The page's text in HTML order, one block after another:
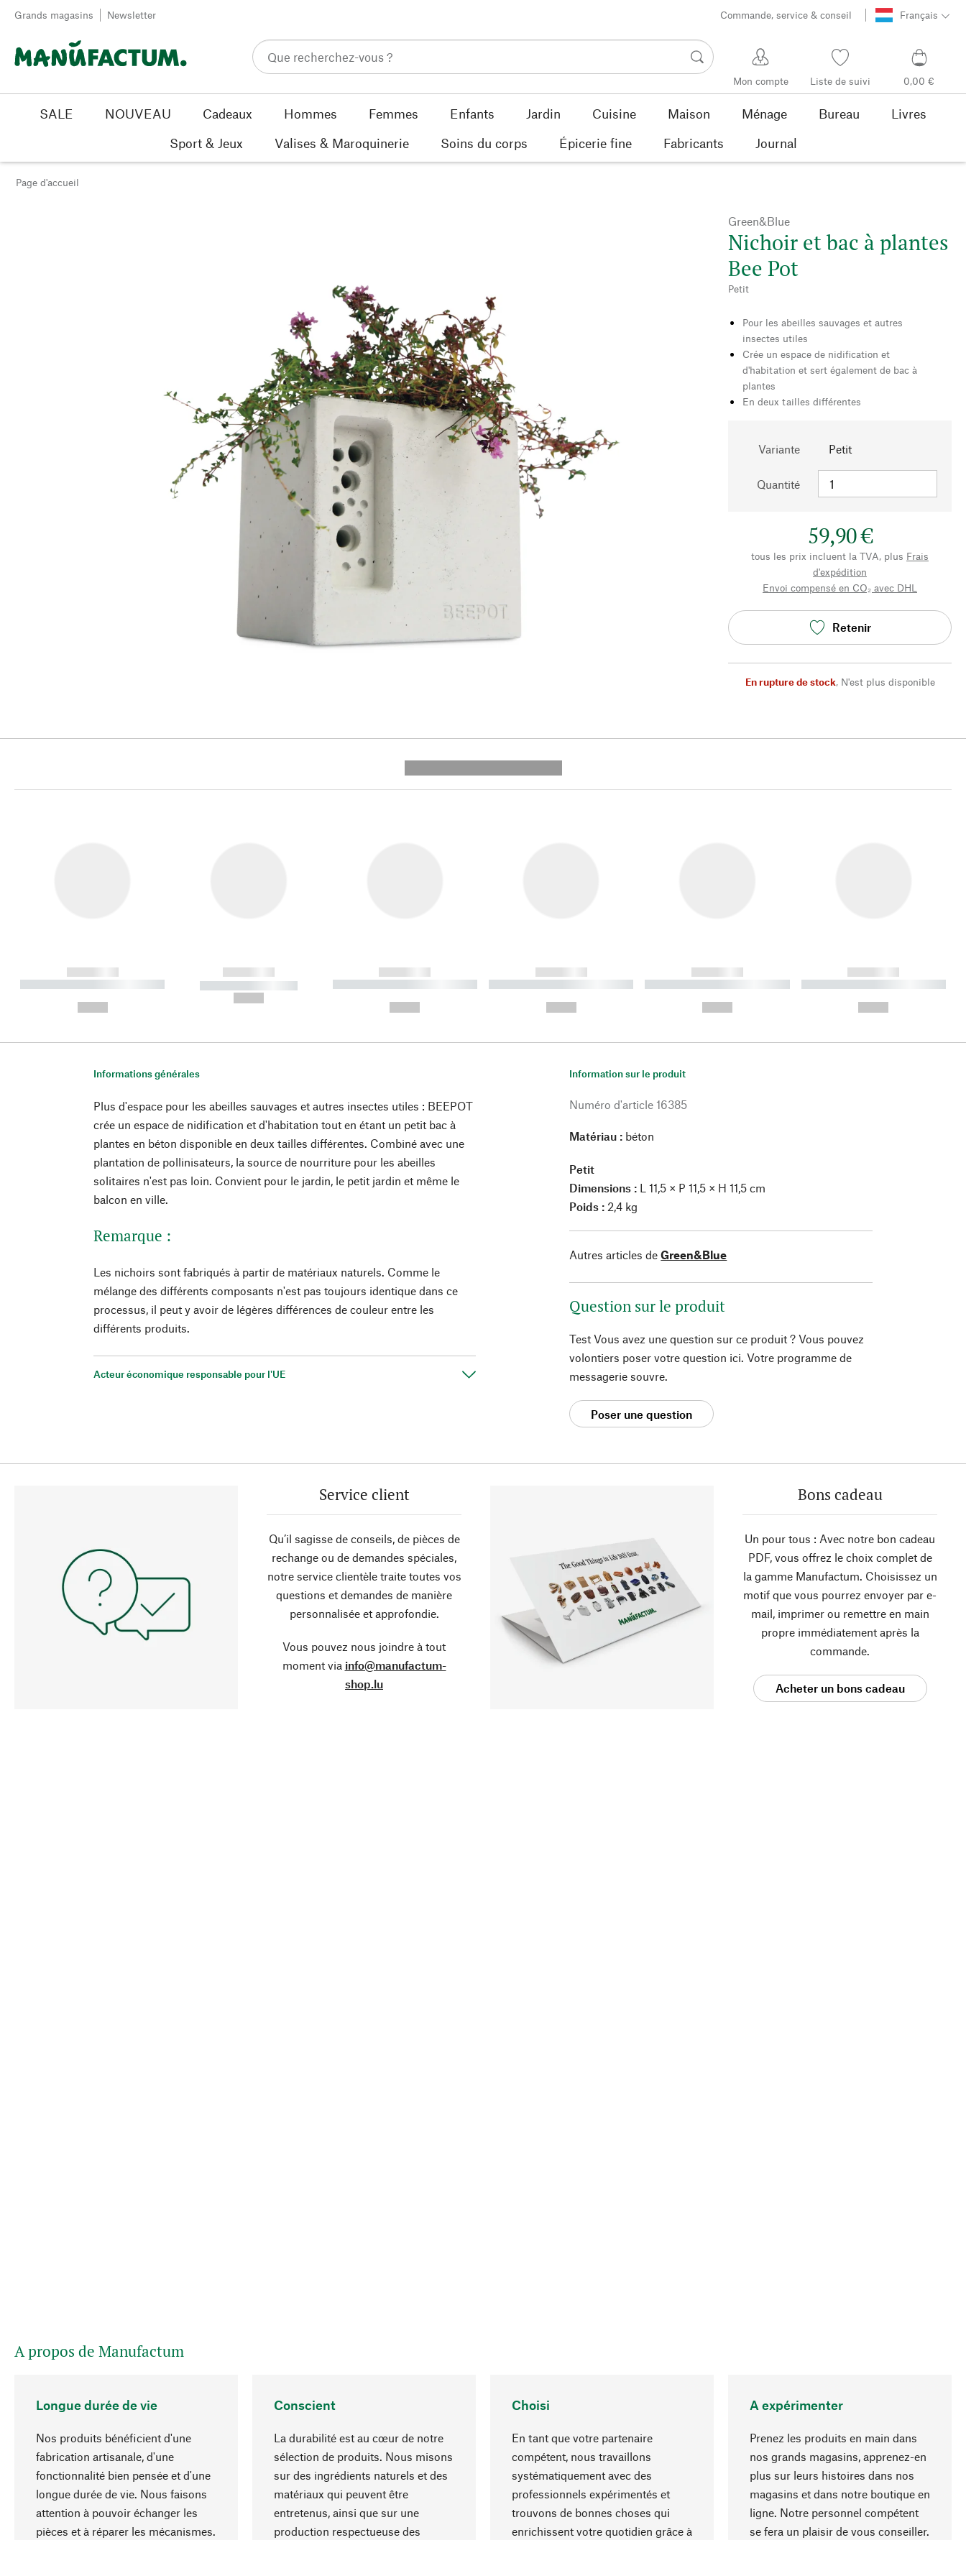
Passer au contenu
Grands magasins Newsletter Commande, service & conseil Français
Mon compte Liste de suivi 0,00 €
SALE NOUVEAU Cadeaux Hommes Femmes Enfants Jardin Cuisine Maison Ménage Bureau
Livres
Sport & Jeux
Valises & Maroquinerie Soins du corps Épicerie fine Fabricants Journal
Page d'accueil
Green&Blue
Nichoir et bac à plantes
Bee Pot
Petit
Pour les abeilles sauvages et autres
insectes utiles
Crée un espace de nidification et
d'habitation et sert également de bac à
plantes
En deux tailles différentes
Variante Petit
Quantité
59,90 €
tous les prix incluent la TVA, plus Frais
d'expédition
Envoi compensé en CO₂ avec DHL
Retenir
En rupture de stock, N'est plus disponible
------------
----------- ----------- ----------
------------
----------- -----------
------------
----------- ----------- ----------
------------
----------- ----------- ----------
------------
----------- ----------- ----------
------------
----------- ----------- ----------
Informations générales
Plus d'espace pour les abeilles sauvages et autres insectes utiles : BEEPOT
crée un espace de nidification et d'habitation tout en étant un petit bac à
plantes en béton disponible en deux tailles différentes. Combiné avec une
plantation de pollinisateurs, la source de nourriture pour les abeilles
solitaires n'est pas loin. Convient pour le jardin, le petit jardin et même le
balcon en ville.
Remarque :
Les nichoirs sont fabriqués à partir de matériaux naturels. Comme le
mélange des différents composants n'est pas toujours identique dans ce
processus, il peut y avoir de légères différences de couleur entre les
différents produits.
Acteur économique responsable pour l'UE
Information sur le produit
Numéro d'article 16385
Matériau : béton
Petit
Dimensions : L 11,5 × P 11,5 × H 11,5 cm
Poids : 2,4 kg
Autres articles de Green&Blue
Question sur le produit
Test Vous avez une question sur ce produit ? Vous pouvez
volontiers poser votre question ici. Votre programme de
messagerie souvre.
Poser une question
Service client
Qu’il sagisse de conseils, de pièces de
rechange ou de demandes spéciales,
notre service clientèle traite toutes vos
questions et demandes de manière
personnalisée et approfondie.
Vous pouvez nous joindre à tout
moment via info@manufactum-
shop.lu
Bons cadeau
Un pour tous : Avec notre bon cadeau
PDF, vous offrez le choix complet de
la gamme Manufactum. Choisissez un
motif que vous pourrez envoyer par e-
mail, imprimer ou remettre en main
propre immédiatement après la
commande.
Acheter un bons cadeau
A propos de Manufactum
Longue durée de vie
Nos produits bénéficient d'une
fabrication artisanale, d'une
fonctionnalité bien pensée et d'une
longue durée de vie. Nous faisons
attention à pouvoir échanger les
pièces et à réparer les mécanismes.
Conscient
La durabilité est au cœur de notre
sélection de produits. Nous misons
sur des ingrédients naturels et des
matériaux qui peuvent être
entretenus, ainsi que sur une
production respectueuse des
Choisi
En tant que votre partenaire
compétent, nous travaillons
systématiquement avec des
professionnels expérimentés et
trouvons de bonnes choses qui
enrichissent votre quotidien grâce à
A expérimenter
Prenez les produits en main dans
nos grands magasins, apprenez-en
plus sur leurs histoires dans nos
magasins et dans notre boutique en
ligne. Notre personnel compétent
se fera un plaisir de vous conseiller.